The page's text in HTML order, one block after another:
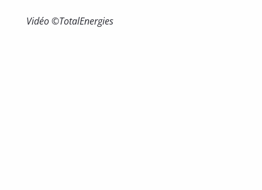
Vidéo ©TotalEnergies